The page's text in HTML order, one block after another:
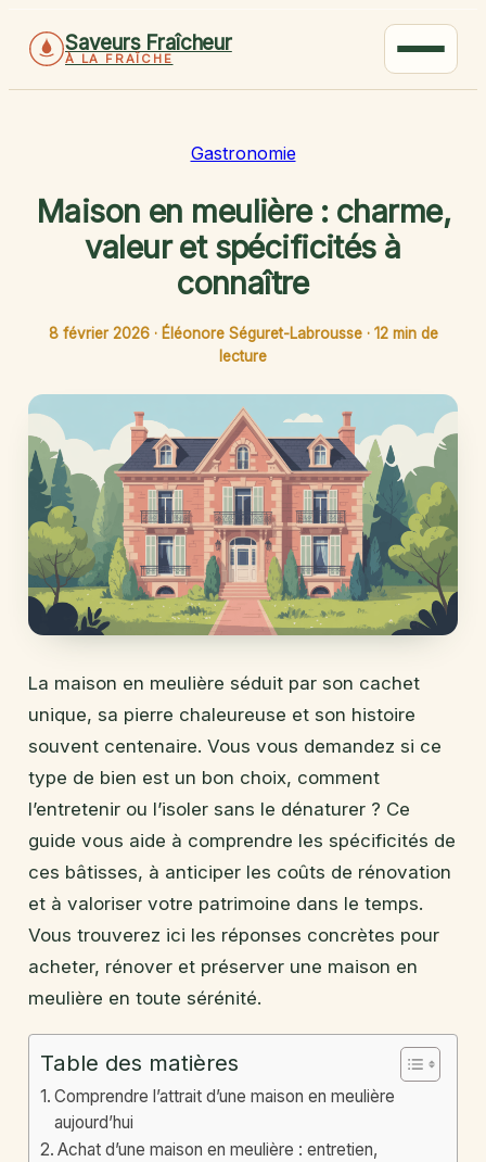
Saveurs Fraîcheur
À LA FRAÎCHE
Gastronomie
Maison en meulière : charme,
valeur et spécificités à
connaître
8 février 2026 · Éléonore Séguret-Labrousse · 12 min de
lecture
La maison en meulière séduit par son cachet
unique, sa pierre chaleureuse et son histoire
souvent centenaire. Vous vous demandez si ce
type de bien est un bon choix, comment
l’entretenir ou l’isoler sans le dénaturer ? Ce
guide vous aide à comprendre les spécificités de
ces bâtisses, à anticiper les coûts de rénovation
et à valoriser votre patrimoine dans le temps.
Vous trouverez ici les réponses concrètes pour
acheter, rénover et préserver une maison en
meulière en toute sérénité.
Table des matières
Comprendre l’attrait d’une maison en meulière
aujourd’hui
Achat d’une maison en meulière : entretien,